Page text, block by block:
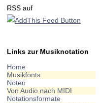
RSS auf
Links zur Musiknotation
Home
Musikfonts
Noten
Von Audio nach MIDI
Notationsformate